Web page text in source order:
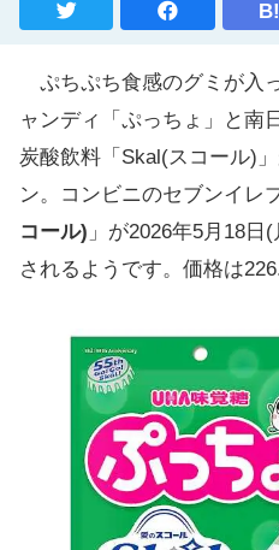
B!
ぷちぷち食感のグミが入
ャンディ「ぷっちょ」と南
炭酸飲料「Skal(スコール)
ン。コンビニのセブンイレ
コール) 」が2026年5月18
されるようです。価格は